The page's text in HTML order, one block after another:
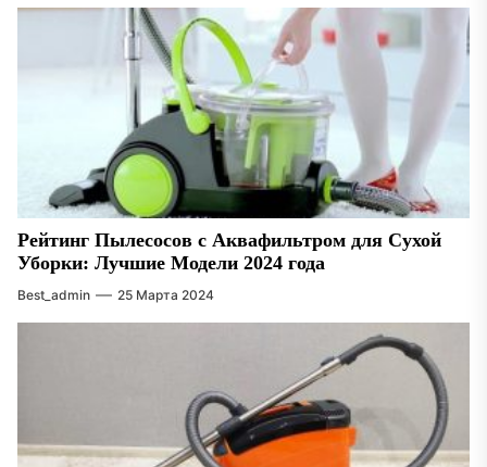
Рейтинг Пылесосов с Аквафильтром для Сухой
Уборки: Лучшие Модели 2024 года
Best_admin 25 Марта 2024